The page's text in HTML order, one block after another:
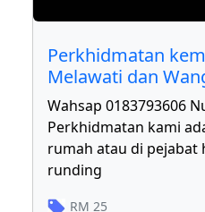
Perkhidmatan
Melawati dan
Wahsap 0183793606
Perkhidmatan kami
rumah atau di pejabat
runding
RM 25